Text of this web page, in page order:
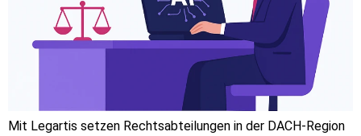
Mit Legartis setzen Rechtsabteilungen in der DACH-Region